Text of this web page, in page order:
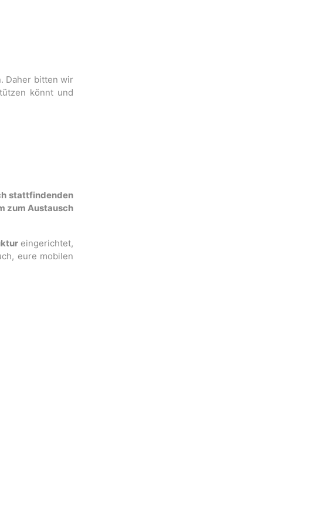
Daher bitten wir
könnt und
stattfindenden
zum Austausch
eingerichtet,
eure mobilen